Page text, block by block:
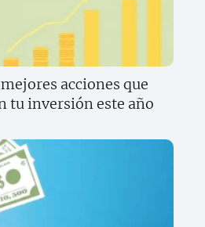
acciones que
tu inversión este año